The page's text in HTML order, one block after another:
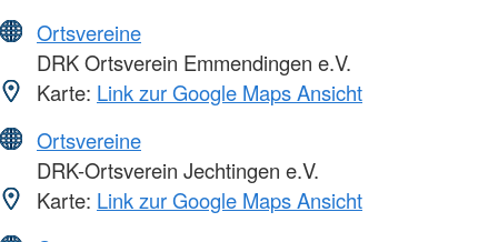
Ortsvereine
DRK Ortsverein Emmendingen e.V.
Karte: Link zur Google Maps Ansicht
Ortsvereine
DRK-Ortsverein Jechtingen e.V.
Karte: Link zur Google Maps Ansicht